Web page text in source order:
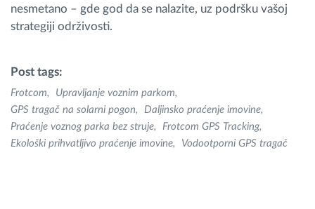
nesmetano – gde god da se nalazite, uz podršku vašoj
strategiji održivosti.
Post tags:
Frotcom
Upravljanje voznim parkom
GPS tragač na solarni pogon
Daljinsko praćenje imovine
Praćenje voznog parka bez struje
Frotcom GPS Tracking
Ekološki prihvatljivo praćenje imovine
Vodootporni GPS tragač